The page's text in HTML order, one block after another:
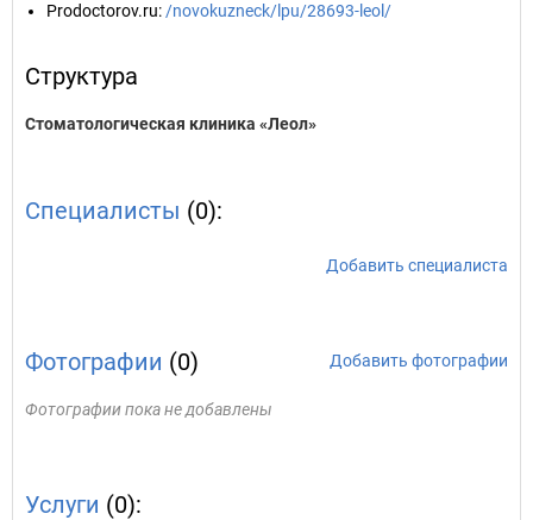
Prodoctorov.ru: /novokuzneck/lpu/28693-leol/
Структура
Стоматологическая клиника «Леол»
Специалисты (0):
Добавить специалиста
Фотографии (0) Добавить фотографии
Фотографии пока не добавлены
Услуги (0):